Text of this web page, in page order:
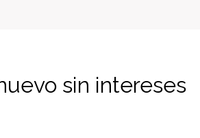
sin intereses